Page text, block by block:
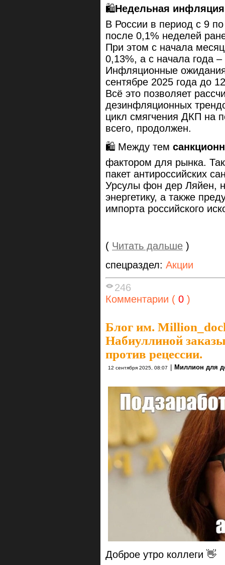
🛍Недельная
В России в период с 9
после 0,1% неделей
При этом с начала
0,13%, а с начала года
Инфляционные
сентябре 2025 года до
Всё это позволяет
дезинфляционных
цикл смягчения ДКП на
всего, продолжен.
🛍 Между тем
фактором для рынка.
пакет антироссийских
Урсулы фон дер Ляйен,
энергетику, а также
импорта российского
( Читать дальше )
спецраздел: Акции
246
Комментарии ( 0 )
Блог им.
Набиуллиной
против рецессии.
12 сентября 2025, 08:07 | Миллион для
Доброе утро коллеги 👋